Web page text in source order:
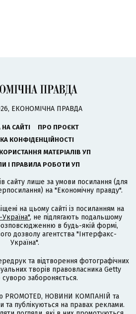
ЕКОНОМІЧНА ПРАВДА
САЙТІ
ПРО ПРОЄКТ
КОНФІДЕНЦІЙНОСТІ
МАТЕРІАЛІВ УП
І ПРАВИЛА РОБОТИ УП
сайту лише за умови посилання (для
на "Економічну правду".
на цьому сайті із посиланням на
, не підлягають подальшому
в будь-якій формі,
дозволу агентства "Інтерфакс-
Україна".
та відтворення фотографічних
творів правовласника Getty
забороняється.
PROMOTED, НОВИНИ КОМПАНІЙ та
публікуються на правах реклами.